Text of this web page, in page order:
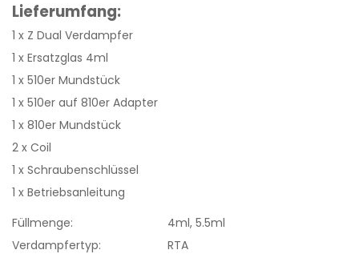
Lieferumfang:
1 x Z Dual Verdampfer
1 x Ersatzglas 4ml
1 x 510er Mundstück
1 x 510er auf 810er Adapter
1 x 810er Mundstück
2 x Coil
1 x Schraubenschlüssel
1 x Betriebsanleitung
Füllmenge:
4ml, 5.5ml
Verdampfertyp:
RTA